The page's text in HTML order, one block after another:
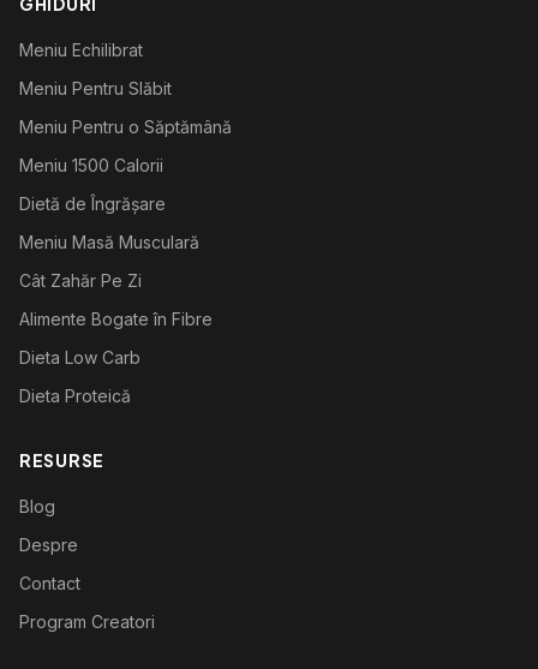
Meniu Echilibrat
Meniu Pentru Slăbit
Meniu Pentru o Săptămână
Meniu 1500 Calorii
Dietă de Îngrășare
Meniu Masă Musculară
Cât Zahăr Pe Zi
Alimente Bogate în Fibre
Dieta Low Carb
Dieta Proteică
RESURSE
Blog
Despre
Contact
Program Creatori